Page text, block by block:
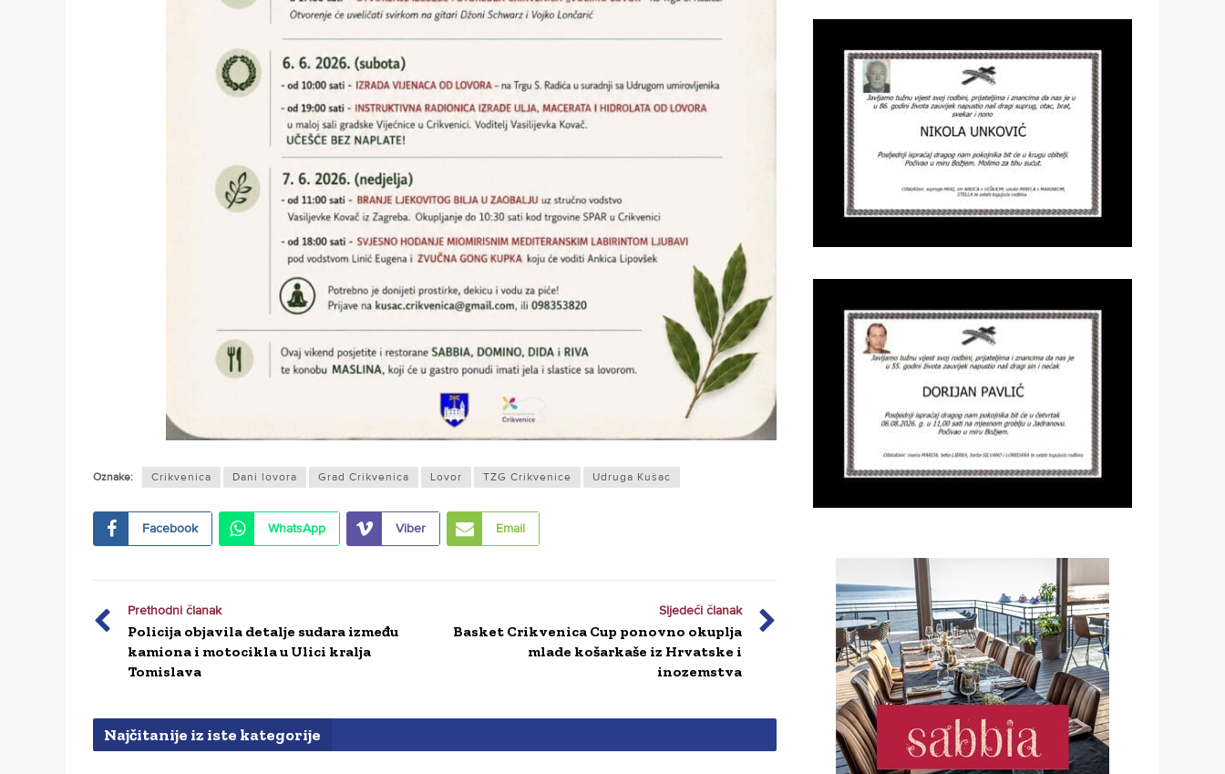
Oznake: Crikvenica Dani lovora Grad Crikvenica Lovor TZG Crikvenice Udruga Kušac
Facebook WhatsApp Viber Email
Prethodni članak
Policija objavila detalje sudara između
kamiona i motocikla u Ulici kralja
Tomislava
Sljedeći članak
Basket Crikvenica Cup ponovno okuplja
mlade košarkaše iz Hrvatske i
inozemstva
Najčitanije iz iste kategorije